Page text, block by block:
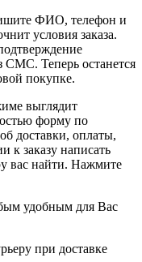
ФИО, телефон и
условия заказа.
СМС. Теперь останется
покупке.
выглядит
форму по
доставки, оплаты,
к заказу написать
вас найти. Нажмите
удобным для Вас
при доставке